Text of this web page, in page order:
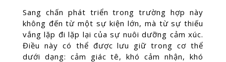
Sang chấn phát triển trong trường hợp này
không đến từ một sự kiện lớn, mà từ sự thiếu
vắng lặp đi lặp lại của sự nuôi dưỡng cảm xúc.
Điều này có thể được lưu giữ trong cơ thể
dưới dạng: cảm giác tê, khó cảm nhận, khó